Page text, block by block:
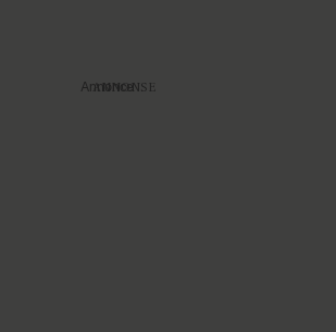
Annonce